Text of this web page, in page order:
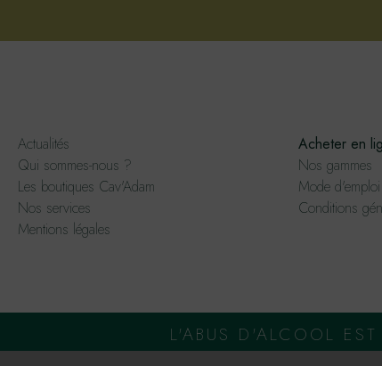
Actualités
Qui sommes-nous ?
Les boutiques Cav'Adam
Nos services
Mentions légales
Acheter en
Nos gammes
Mode d'emploi
Conditions
L'ABUS D'ALCOOL